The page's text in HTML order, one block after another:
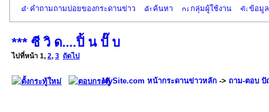
คำถามถามบ่อยของกระดานข่าว ค้นหา กลุ่มผู้ใช้งาน ข้อมู
*** ซี วิ ด....ปิ้ น ปั๊ บ
ไปที่หน้า 1, 2, 3 ถัดไป
MySite.com หน้ากระดานข่าวหลัก -> ถาม-ตอบ ปั